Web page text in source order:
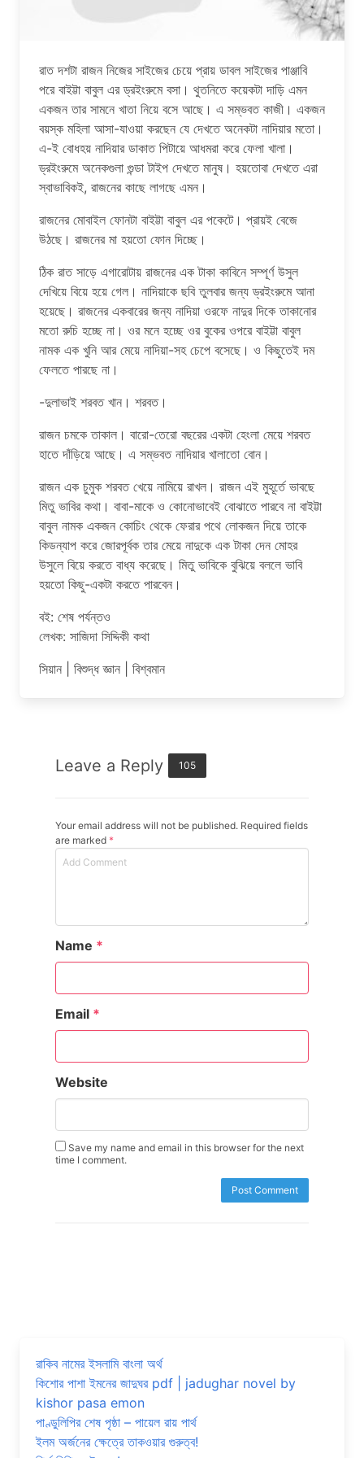
রাত দশটা রাজন নিজের সাইজের চেয়ে প্রায় ডাবল সাইজের পাঞ্জাবি
পরে বাইট্টা বাবুল এর ড্রইংরুমে বসা। থুতনিতে কয়েকটা দাড়ি এমন
একজন তার সামনে খাতা নিয়ে বসে আছে। এ সম্ভবত কাজী। একজন
বয়স্ক মহিলা আসা-যাওয়া করছেন যে দেখতে অনেকটা নাদিয়ার মতো।
এ-ই বোধহয় নাদিয়ার ডাকাত পিটায়ে আধমরা করে ফেলা খালা।
ড্রইংরুমে অনেকগুলা গুন্ডা টাইপ দেখতে মানুষ। হয়তোবা দেখতে এরা
স্বাভাবিকই, রাজনের কাছে লাগছে এমন।
রাজনের মোবাইল ফোনটা বাইট্টা বাবুল এর পকেটে। প্রায়ই বেজে
উঠছে। রাজনের মা হয়তো ফোন দিচ্ছে।
ঠিক রাত সাড়ে এগারোটায় রাজনের এক টাকা কাবিনে সম্পূর্ণ উসুল
দেখিয়ে বিয়ে হয়ে গেল। নাদিয়াকে ছবি তুলবার জন্য ড্রইংরুমে আনা
হয়েছে। রাজনের একবারের জন্য নাদিয়া ওরফে নাদুর দিকে তাকানোর
মতো রুচি হচ্ছে না। ওর মনে হচ্ছে ওর বুকের ওপরে বাইট্টা বাবুল
নামক এক খুনি আর মেয়ে নাদিয়া-সহ চেপে বসেছে। ও কিছুতেই দম
ফেলতে পারছে না।
-দুলাভাই শরবত খান। শরবত।
রাজন চমকে তাকাল। বারো-তেরো বছরের একটা হেংলা মেয়ে শরবত
হাতে দাঁড়িয়ে আছে। এ সম্ভবত নাদিয়ার খালাতো বোন।
রাজন এক চুমুক শরবত খেয়ে নামিয়ে রাখল। রাজন এই মুহূর্তে ভাবছে
মিতু ভাবির কথা। বাবা-মাকে ও কোনোভাবেই বোঝাতে পারবে না বাইট্টা
বাবুল নামক একজন কোচিং থেকে ফেরার পথে লোকজন দিয়ে তাকে
কিডন্যাপ করে জোরপূর্বক তার মেয়ে নাদুকে এক টাকা দেন মোহর
উসুলে বিয়ে করতে বাধ্য করেছে। মিতু ভাবিকে বুঝিয়ে বললে ভাবি
হয়তো কিছু-একটা করতে পারবেন।
বই: শেষ পর্যন্তও
লেখক: সাজিদা সিদ্দিকী কথা
সিয়ান | বিশুদ্ধ জ্ঞান | বিশ্বমান
Leave a Reply 105
Your email address will not be published. Required fields
are marked *
Name *
Email *
Website
Save my name and email in this browser for the next
time I comment.
রাকিব নামের ইসলামি বাংলা অর্থ
কিশোর পাশা ইমনের জাদুঘর pdf | jadughar novel by
kishor pasa emon
পাণ্ডুলিপির শেষ পৃষ্ঠা – পায়েল রায় পার্থ
ইলম অর্জনের ক্ষেত্রে তাকওয়ার গুরুত্ব!